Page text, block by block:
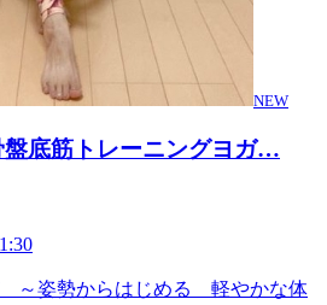
NEW
底筋トレーニングヨガ…